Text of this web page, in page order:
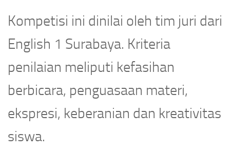
Kompetisi ini dinilai oleh tim juri dari
English 1 Surabaya. Kriteria
penilaian meliputi kefasihan
berbicara, penguasaan materi,
ekspresi, keberanian dan kreativitas
siswa.